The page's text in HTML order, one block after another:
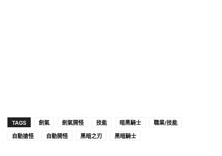
TAGS 劍氣 劍氣開怪 技能 暗黑騎士
職業/技能
自動搶怪
自動開怪 黑暗之刃 黑暗騎士